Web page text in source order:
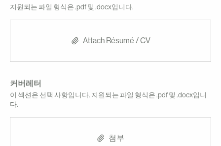
지원되는 파일 형식은 .pdf 및 .docx입니다.
Attach Résumé / CV
커버레터
이 섹션은 선택 사항입니다. 지원되는 파일 형식은 .pdf 및 .docx입니
다.
첨부